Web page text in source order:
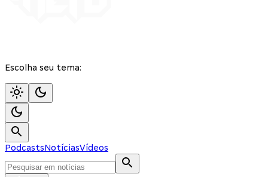
Escolha seu tema:
PodcastsNotíciasVídeos